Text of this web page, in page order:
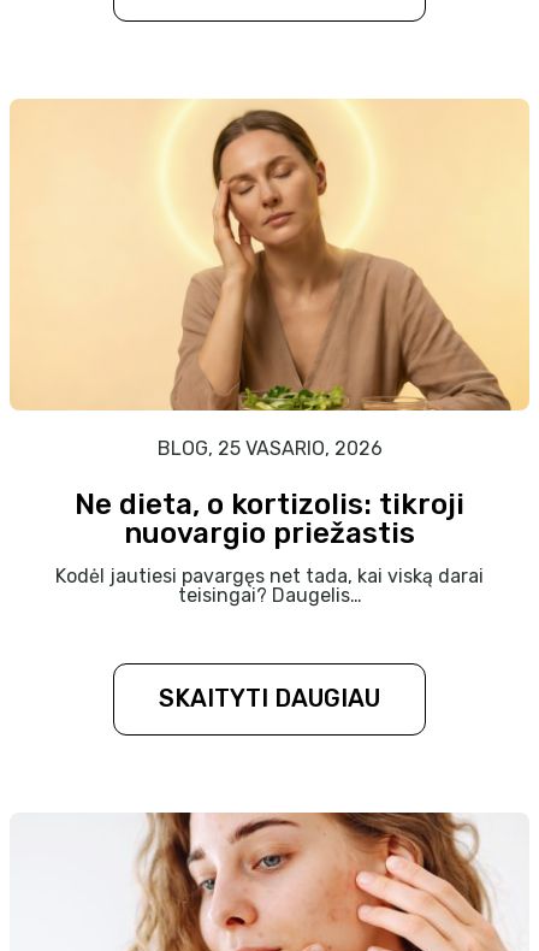
BLOG, 25 VASARIO, 2026
Ne dieta, o kortizolis: tikroji
nuovargio priežastis
Kodėl jautiesi pavargęs net tada, kai viską darai
teisingai? Daugelis…
SKAITYTI DAUGIAU